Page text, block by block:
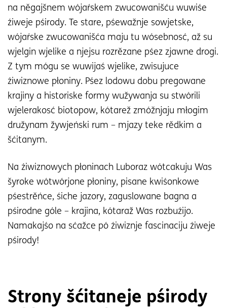
na něgajšnem wójaŕskem zwucowanišću wuwiśe
źiweje pśirody. Te stare, pśewažnje sowjetske,
wójaŕske zwucowanišća maju tu wósebnosć, až su
wjelgin wjelike a njejsu rozrězane pśez zjawne drogi.
Z tym mógu se wuwijaś wjelike, zwisujuce
źiwiznowe płoniny. Pśez lodowu dobu pregowane
krajiny a historiske formy wužywanja su stwórili
wjelerakosć biotopow, kótarež zmóžnjaju młogim
družynam žywjeński rum – mjazy teke rědkim a
šćitanym.
Na źiwiznowych płoninach Luboraz wótcakuju Was
šyroke wótwórjone płoniny, pisane kwiśonkowe
pśestrěńce, śiche jazory, zaguslowane bagna a
pśirodne góle – krajina, kótaraž Was rozbuźijo.
Namakajśo na sćažce pó źiwiznje fascinaciju źiweje
pśirody!
Strony šćitaneje pśirody